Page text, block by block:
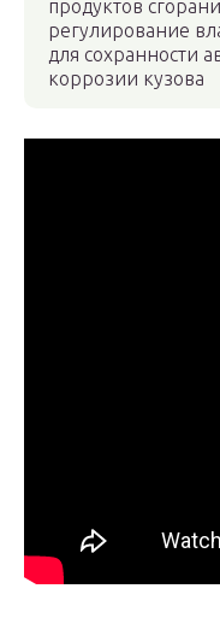
продуктов
регулирование
для сохранности
коррозии кузова